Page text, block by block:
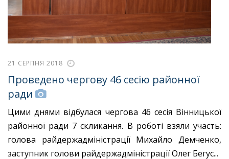
21 СЕРПНЯ 2018
Проведено чергову 46 сесію районної
ради
Цими днями відбулася чергова 46 сесія Вінницької
районної ради 7 скликання. В роботі взяли участь:
голова райдержадміністрації Михайло Демченко,
заступник голови райдержадміністрації Олег Бегус...